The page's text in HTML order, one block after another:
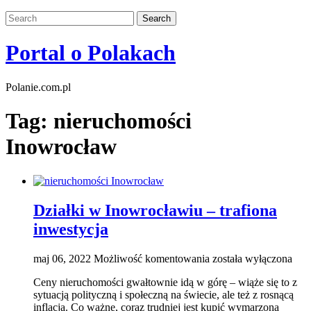
Portal o Polakach
Polanie.com.pl
Tag: nieruchomości
Inowrocław
Działki w Inowrocławiu – trafiona
inwestycja
maj 06, 2022 Możliwość komentowania Działki
Inowrocławiu
–
trafiona
została wyłączona
Ceny nieruchomości gwałtownie idą w górę – wiąże się to z
sytuacją polityczną i społeczną na świecie, ale też z rosnącą
inflacją. Co ważne, coraz trudniej jest kupić wymarzoną